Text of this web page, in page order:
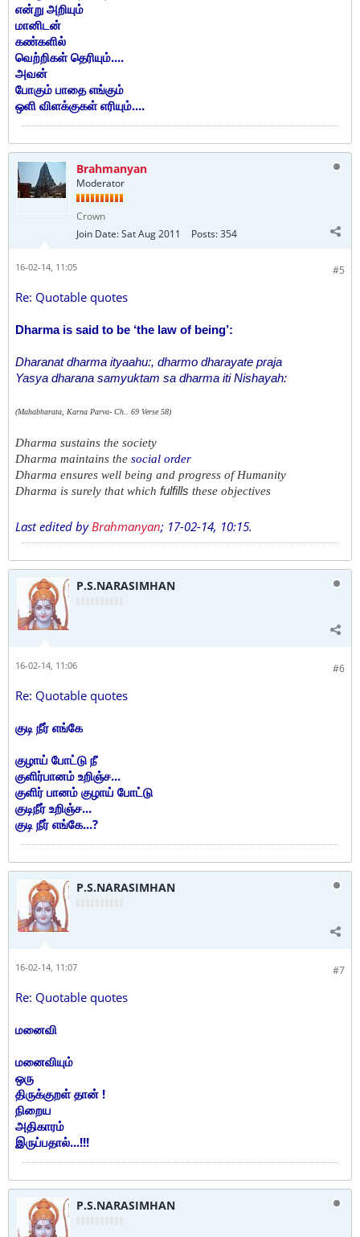
என்று அறியும்
மானிடன்
கண்களில்
வெற்றிகள் தெரியும்....
அவன்
போகும் பாதை எங்கும்
ஒளி விளக்குகள் எரியும்....
Brahmanyan
Moderator
Crown
Join Date:Sat Aug 2011 Posts:354
#5
16-02-14, 11:05
Re: Quotable quotes
Dharma is said to be ‘the law of being’:
Dharanat dharma ityaahu:, dharmo dharayate praja
Yasya dharana samyuktam sa dharma iti Nishayah:
(Mahabharata, Karna Parva- Ch.. 69 Verse 58)
Dharma sustains the society
Dharma maintains the social order
Dharma ensures well being and progress of Humanity
Dharma is surely that which fulfills these objectives
Last edited byBrahmanyan; 17-02-14, 10:15.
P.S.NARASIMHAN
#6
16-02-14, 11:06
Re: Quotable quotes
குடி நீர் எங்கே
குழாய் போட்டு நீ
குளிர்பானம் உறிஞ்ச...
குளிர் பானம் குழாய் போட்டு
குடிநீர் உறிஞ்ச...
குடி நீர் எங்கே...?
P.S.NARASIMHAN
#7
16-02-14, 11:07
Re: Quotable quotes
மனைவி
மனைவியும்
ஒரு
திருக்குறள் தான் !
நிறைய
அதிகாரம்
இருப்பதால்...!!!
P.S.NARASIMHAN